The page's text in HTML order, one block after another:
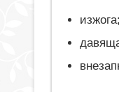
изжога;